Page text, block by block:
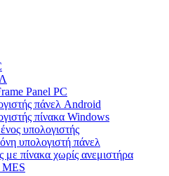
Panel PC
πάνελ Android
πίνακα Windows
υπολογιστής
υπολογιστή πάνελ
με πίνακα χωρίς ανεμιστήρα
MES